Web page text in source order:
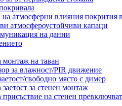
атмосферни влияния покрития
атмосфероустойчиви капаци
на данни
монтаж на таван
за влажност/PIR движение
свободно място с димер
за стенен монтаж
присъствие на стенен